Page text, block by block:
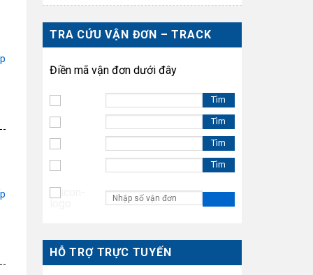
TRA CỨU VẬN ĐƠN – TRACK
Điền mã vận đơn dưới đây
Tìm
Tìm
Tìm
Tìm
HỖ TRỢ TRỰC TUYẾN